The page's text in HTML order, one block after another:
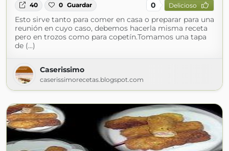
40 0 Guardar 0 Delicioso
Esto sirve tanto para comer en casa o preparar para una
reunión en cuyo caso, debemos hacerla misma receta
pero en trozos como para copetín.Tomamos una tapa
de (...)
Caserissimo
caserissimorecetas.blogspot.com